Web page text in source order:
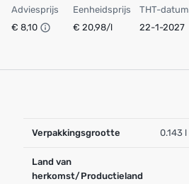
Adviesprijs
€ 8,10
Eenheidsprijs
€ 20,98/l
THT-datum
22-1-2027
Verpakkingsgrootte 0.143 l
Land van
herkomst/Productieland